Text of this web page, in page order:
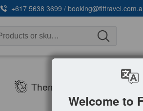
+617 5638 3699 /
Theme Tours
Welcome to